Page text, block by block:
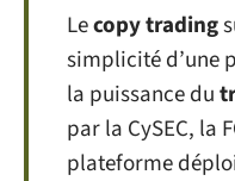
Lecopy trading
simplicité d’une
la puissance du
par la CySEC, la
plateforme